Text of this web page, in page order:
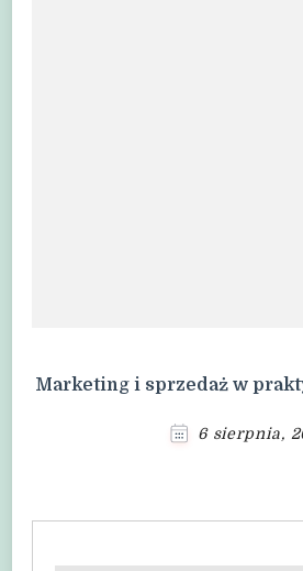
Marketing i sprzedaż w
6 sierpnia,